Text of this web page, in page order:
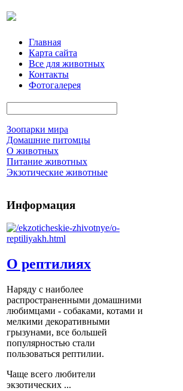
Главная
Карта сайта
Все для животных
Контакты
Фотогалерея
Зоопарки мира
Домашние питомцы
О животных
Питание животных
Экзотические животные
Информация
О рептилиях
Наряду с наиболее
распространенными домашними
любимцами - собаками, котами и
мелкими декоративными
грызунами, все большей
популярностью стали
пользоваться рептилии.
Чаще всего любители
экзотических ...